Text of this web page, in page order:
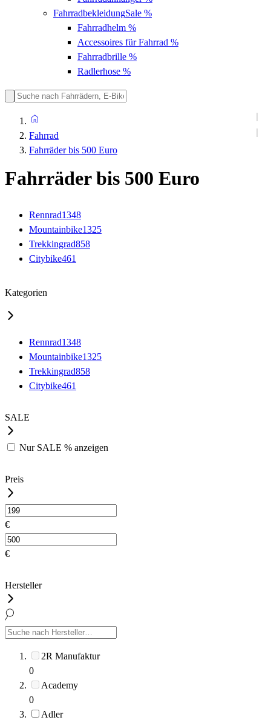
FahrradbekleidungSale %
Fahrradhelm %
Accessoires für Fahrrad %
Fahrradbrille %
Radlerhose %
Fahrrad
Fahrräder bis 500 Euro
Fahrräder bis 500 Euro
Rennrad1348
Mountainbike1325
Trekkingrad858
Citybike461
Kategorien
Rennrad1348
Mountainbike1325
Trekkingrad858
Citybike461
SALE
Nur SALE % anzeigen
Preis
€
€
Hersteller
2R Manufaktur
0
Academy
0
Adler